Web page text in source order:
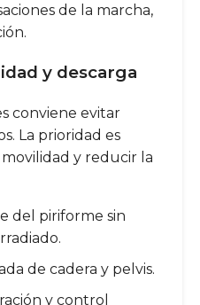
de la marcha,
y descarga
conviene evitar
La prioridad es
y reducir la
del piriforme sin
de cadera y pelvis.
y control